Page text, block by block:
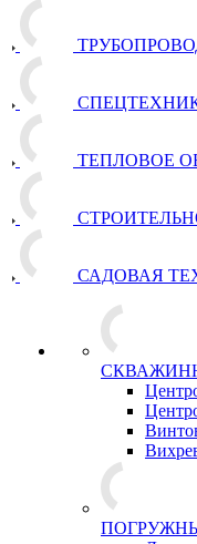
ТЕПЛОВОЕ
САДОВАЯ